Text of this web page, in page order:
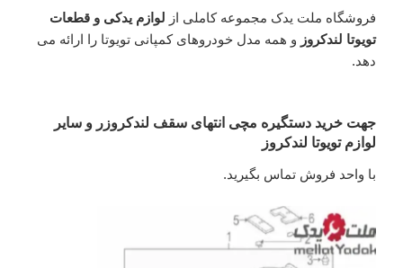
فروشگاه ملت یدک مجموعه کاملی از لوازم یدکی و قطعات
تویوتا لندکروز و همه مدل خودروهای کمپانی تویوتا را ارائه می
دهد.
جهت خرید دستگیره مچی انتهای سقف لندکروزر و سایر
لوازم تویوتا لندکروز
با واحد فروش تماس بگیرید.